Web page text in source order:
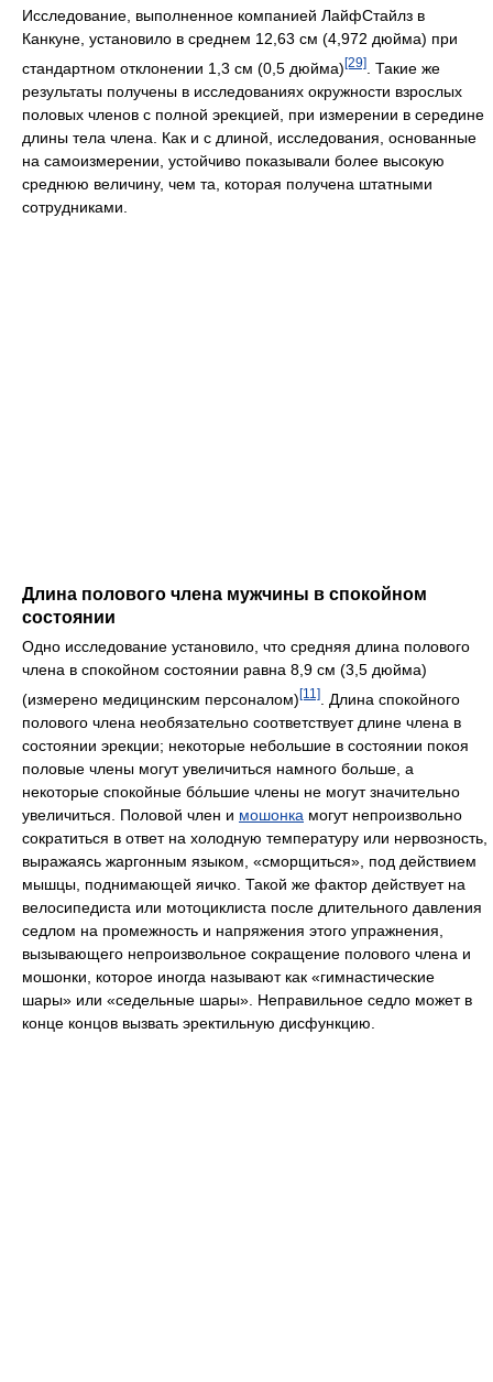
Исследование, выполненное компанией ЛайфСтайлз в
Канкуне, установило в среднем 12,63 см (4,972 дюйма) при
стандартном отклонении 1,3 см (0,5 дюйма) [29]
. Такие же
результаты получены в исследованиях окружности взрослых
половых членов с полной эрекцией, при измерении в середине
длины тела члена. Как и с длиной, исследования, основанные
на самоизмерении, устойчиво показывали более высокую
среднюю величину, чем та, которая получена штатными
сотрудниками.
Длина полового члена мужчины в спокойном
состоянии
Одно исследование установило, что средняя длина полового
члена в спокойном состоянии равна 8,9 см (3,5 дюйма)
(измерено медицинским персоналом)[11]
. Длина спокойного
полового члена необязательно соответствует длине члена в
состоянии эрекции; некоторые небольшие в состоянии покоя
половые члены могут увеличиться намного больше, а
некоторые спокойные бóльшие члены не могут значительно
увеличиться. Половой член и мошонка могут непроизвольно
сократиться в ответ на холодную температуру или нервозность,
выражаясь жаргонным языком, «сморщиться», под действием
мышцы, поднимающей яичко. Такой же фактор действует на
велосипедиста или мотоциклиста после длительного давления
седлом на промежность и напряжения этого упражнения,
вызывающего непроизвольное сокращение полового члена и
мошонки, которое иногда называют как «гимнастические
шары» или «седельные шары». Неправильное седло может в
конце концов вызвать эректильную дисфункцию.